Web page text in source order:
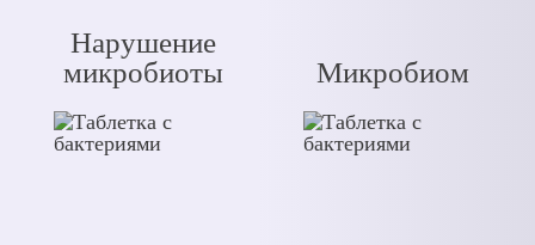
Нарушение
микробиоты
Микробиом